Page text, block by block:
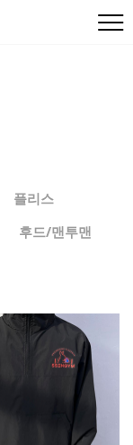
플리스
후드/맨투맨